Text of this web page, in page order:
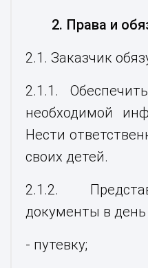
2. Права и
2.1. Заказчик
2.1.1.
необходимой
Нести
своих детей.
2.1.2.
документы в день
- путевку;